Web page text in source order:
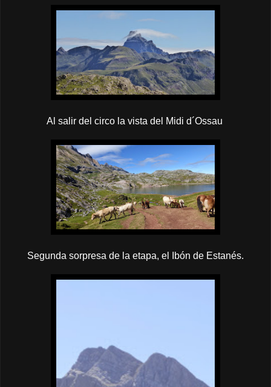
Al salir del circo la vista del Midi d´Ossau
Segunda sorpresa de la etapa, el Ibón de Estanés.